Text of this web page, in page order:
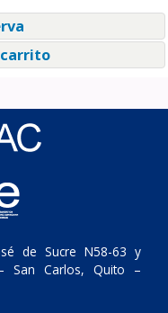
de Sucre N58-63 y
San Carlos, Quito –